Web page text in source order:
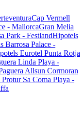
Cap Vermell
- MallorcaGran Melia
Park - FestlandHipotels
Barrosa Palace -
Eurotel Punta Rotja
Linda Playa -
Allsun Cormoran
Sa Coma Playa -